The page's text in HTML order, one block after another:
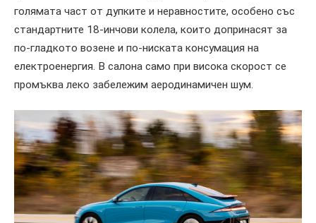
голямата част от дупките и неравностите, особено със
стандартните 18-инчови колела, които допринасят за
по-гладкото возене и по-ниската консумация на
електроенергия. В салона само при висока скорост се
промъква леко забележим аеродинамичен шум.